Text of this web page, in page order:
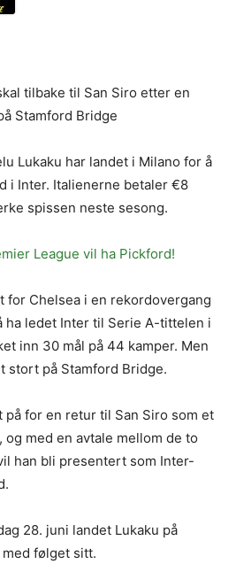
tilbake til San Siro etter en
Stamford Bridge
Lukaku har landet i Milano for å
i Inter. Italienerne betaler €8
spissen neste sesong.
League vil ha Pickford!
for Chelsea i en rekordovergang
ha ledet Inter til Serie A-tittelen i
inn 30 mål på 44 kamper. Men
stort på Stamford Bridge.
for en retur til San Siro som et
med en avtale mellom de to
han bli presentert som Inter-
28. juni landet Lukaku på
følget sitt.